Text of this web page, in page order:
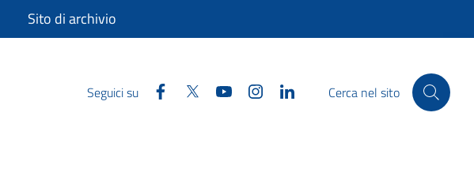
Sito di archivio
Seguici su Facebook
Twitter YouTube InstagramLinkedinCerca nel sito